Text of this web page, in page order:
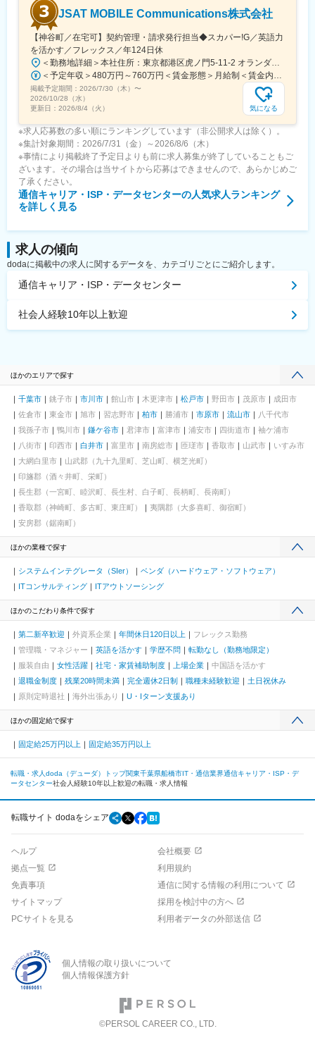
JSAT MOBILE Communications株式会社
【神谷町／在宅可】契約管理・請求発行担当◆スカパー!G／英語力
を活かす／フレックス／年124日休
＜勤務地詳細＞本社住所：東京都港区虎ノ門5-11-2 オランダヒルズ森タワー19F勤務地最寄駅：日比谷線／神谷町駅受動喫煙対策：屋内全面禁煙変更の範囲：会社の定める事業所（リモートワーク含む）
＜予定年収＞480万円～760万円＜賃金形態＞月給制＜賃金内訳＞月額（基本給）：240,000円～379,000円＜月給＞240,000円～379,000円＜昇給有無＞有＜残業手当＞有＜給与補足＞※上記想定年収は、月20時間の残業及び年間月額基本給6ヶ月分の賞与を見込んだ金額です。※前職給与考慮します。また上記金額は選考を通じて前後する可能性があります。■賞与：あり（半期ごとの実績に応じて支給）賃金はあくまでも目安の金額であり、選考を通じて上下する可能性があります。月給(月額)は固定手当を含めた表記です。
掲載予定期間： 2026/7/30（木） 〜
2026/10/28（水）
更新日： 2026/8/4（火） 気になる
※求人応募数の多い順にランキングしています（非公開求人は除く）。
※集計対象期間：2026/7/31（金）～2026/8/6（木）
※事情により掲載終了予定日よりも前に求人募集が終了していることもご
ざいます。その場合は当サイトから応募はできませんので、あらかじめご
了承ください。
通信キャリア・ISP・データセンターの人気求人ランキング
を詳しく見る
求人の傾向
dodaに掲載中の求人に関するデータを、カテゴリごとにご紹介します。
通信キャリア・ISP・データセンター
社会人経験10年以上歓迎
ほかのエリアで探す
千葉市 銚子市 市川市 館山市 木更津市 松戸市 野田市 茂原市
成田市
佐倉市
東金市 旭市 習志野市 柏市 勝浦市 市原市 流山市
八千代市
我孫子市
鴨川市 鎌ケ谷市 君津市 富津市 浦安市 四街道市
袖ケ浦市
八街市
印西市 白井市 富里市 南房総市 匝瑳市 香取市 山武市
いすみ市
大網白里市
山武郡（九十九里町、芝山町、横芝光町）
印旛郡（酒々井町、栄町）
長生郡（一宮町、睦沢町、長生村、白子町、長柄町、長南町）
香取郡（神崎町、多古町、東庄町）
夷隅郡（大多喜町、御宿町）
安房郡（鋸南町）
ほかの業種で探す
システムインテグレータ（SIer）
ベンダ（ハードウェア・ソフトウェア）
ITコンサルティング
ITアウトソーシング
ほかのこだわり条件で探す
第二新卒歓迎 外資系企業 年間休日120日以上
フレックス勤務
管理職・マネジャー
英語を活かす 学歴不問
転勤なし（勤務地限定）
服装自由
女性活躍 社宅・家賃補助制度 上場企業
中国語を活かす
退職金制度
残業20時間未満 完全週休2日制 職種未経験歓迎
土日祝休み
原則定時退社
海外出張あり U・Iターン支援あり
ほかの固定給で探す
固定給25万円以上 固定給35万円以上
転職・求人doda（デューダ）トップ関東千葉県船橋市IT・通信業界通信キャリア・ISP・デ
ータセンター社会人経験10年以上歓迎の転職・求人情報
転職サイト dodaをシェア
ヘルプ
会社概要
拠点一覧
利用規約
免責事項
通信に関する情報の利用について
サイトマップ
採用を検討中の方へ
PCサイトを見る
利用者データの外部送信
個人情報の取り扱いについて
個人情報保護方針
©PERSOL CAREER CO., LTD.